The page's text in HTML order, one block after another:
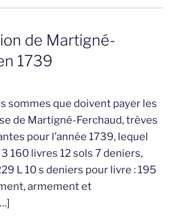
de Martigné-
1739
sommes que doivent payer les
de Martigné-Ferchaud, trèves
pour l’année 1739, lequel
160 livres 12 sols 7 deniers,
L 10 s deniers pour livre : 195
armement et